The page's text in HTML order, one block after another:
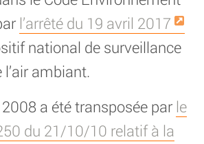
l’arrêté du 19 avril 2017
national de surveillance
ambiant.
a été transposée par le
du 21/10/10 relatif à la